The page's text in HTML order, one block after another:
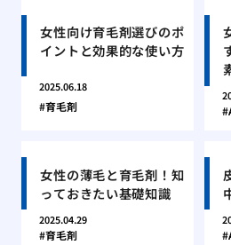
女性向け育毛剤選びのポ
イントと効果的な使い方
2025.06.18
育毛剤
女性の薄毛と育毛剤！知
っておきたい基礎知識
2025.04.29
育毛剤